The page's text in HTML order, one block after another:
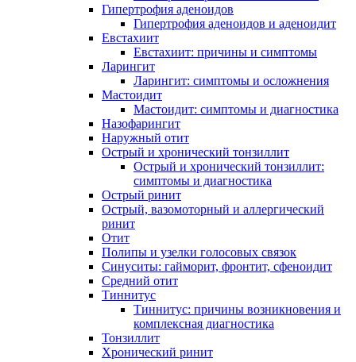
Гипертрофия аденоидов
Гипертрофия аденоидов и аденоидит
Евстахиит
Евстахиит: причины и симптомы
Ларингит
Ларингит: симптомы и осложнения
Мастоидит
Мастоидит: симптомы и диагностика
Назофарингит
Наружный отит
Острый и хронический тонзиллит
Острый и хронический тонзиллит:
симптомы и диагностика
Острый ринит
Острый, вазомоторный и аллергический
ринит
Отит
Полипы и узелки голосовых связок
Синуситы: гайморит, фронтит, сфеноидит
Средний отит
Тиннитус
Тиннитус: причины возникновения и
комплексная диагностика
Тонзиллит
Хронический ринит